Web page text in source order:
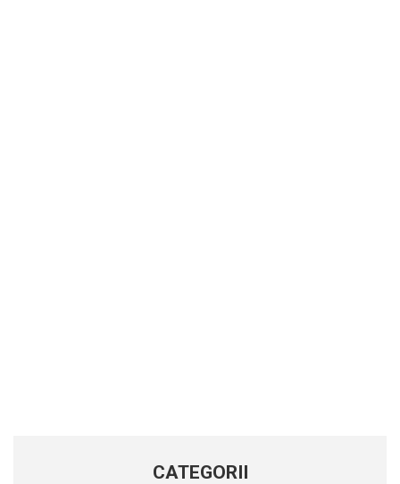
CATEGORII